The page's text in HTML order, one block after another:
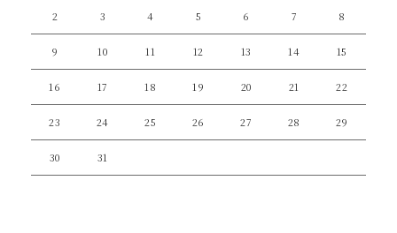
2 3 4 5 6 7 8
9 10 11 12 13 14 15
16 17 18 19 20 21 22
23 24 25 26 27 28 29
30 31